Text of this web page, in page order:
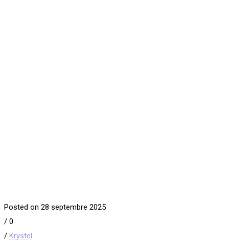
Posted on 28 septembre 2025
/ 0
/ Krystel